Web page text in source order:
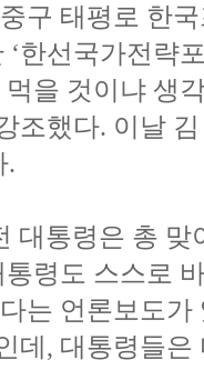
구 태평로 한
한선국가전략
을 것이냐 생
조했다. 이날
.
대통령은 총
령도 스스로
는 언론보도
데, 대통령들